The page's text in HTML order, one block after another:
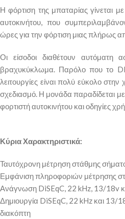
Η φόρτιση της μπαταρίας γίνεται
αυτοκινήτου, που
ώρες για την φόρτιση μιας πλήρως
Οι είσοδοι διαθέτουν αυτόματη
βραχυκύκλωμα. Παρόλο που το
λειτουργίες είναι πολύ εύκολο
σχεδιασμό. Η μονάδα παραδίδεται
φορτιστή αυτοκινήτου και οδηγίες
Κύρια Χαρακτηριστικά:
Ταυτόχρονη μέτρηση στάθμης
Εμφάνιση πληροφοριών μέτρησης
Ανάγνωση DiSEqC, 22 kHz, 13/18v
Δημιουργία DiSEqC, 22 kHz και 13/
διακόπτη